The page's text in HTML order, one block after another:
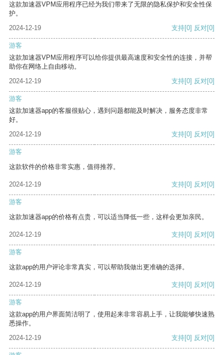
这款加速器VPM应用程序已经为我们带来了无限的隐私保护和安全性保
护。
2024-12-19
支持[0] 反对[0]
游客
这款加速器VPM应用程序可以给你提供最高速度和安全性的连接，并帮
助你在网络上自由移动。
2024-12-19
支持[0] 反对[0]
游客
这款加速器app的客服很贴心，遇到问题都能及时解决，服务态度非常
好。
2024-12-19
支持[0] 反对[0]
游客
这款软件的价格非常实惠，值得推荐。
2024-12-19 支持[0] 反对[0]
游客
这款加速器app的价格有点贵，可以适当降低一些，这样会更加亲民。
2024-12-19 支持[0] 反对[0]
游客
这款app的用户评论非常真实，可以帮助我做出更准确的选择。
2024-12-19 支持[0] 反对[0]
游客
这款app的用户界面简洁明了，使用起来非常容易上手，让我能够快速熟
悉操作。
2024-12-19
支持[0] 反对[0]